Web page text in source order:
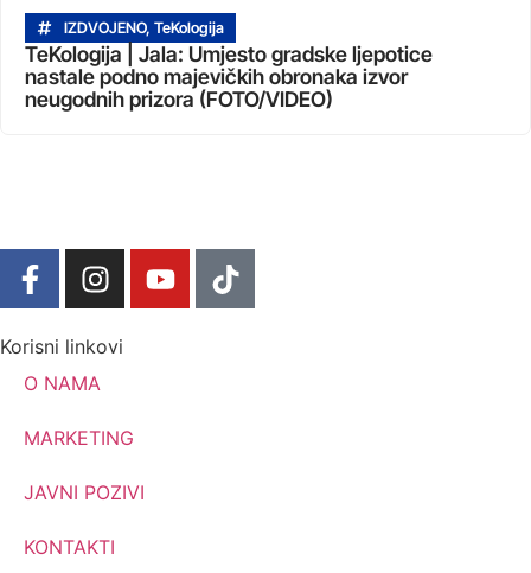
IZDVOJENO, TeKologija
TeKologija | Jala: Umjesto gradske ljepotice
nastale podno majevičkih obronaka izvor
neugodnih prizora (FOTO/VIDEO)
Korisni linkovi
O NAMA
MARKETING
JAVNI POZIVI
KONTAKTI